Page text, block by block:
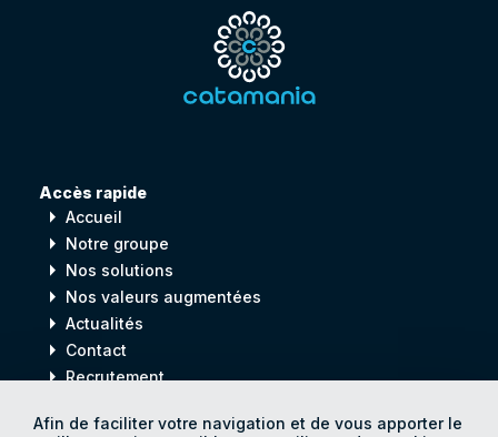
Afin de faciliter votre navigation et de vous apporter le
Accès rapide
arrow_right Accueil
arrow_right Notre groupe
arrow_right Nos solutions
arrow_right Nos valeurs augmentées
arrow_right Actualités
arrow_right Contact
arrow_rightRecrutement